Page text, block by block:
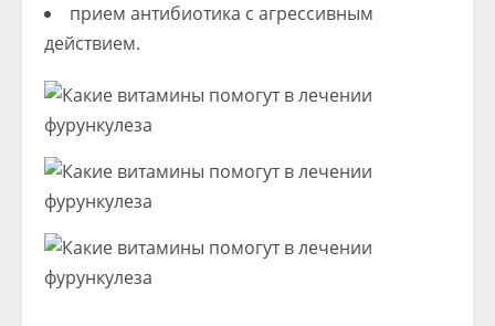
прием антибиотика с агрессивным
действием.